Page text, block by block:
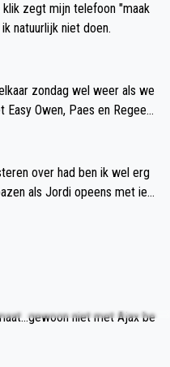
zegt mijn telefoon "maak
natuurlijk niet doen.
Owen, Paes en Regeer i
over had ben ik wel erg
als Jordi opeens met iem
van Brandt uit het niets o
niet met Ajax be